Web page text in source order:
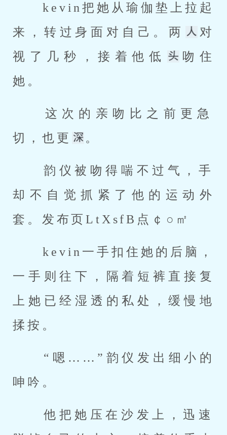
kevin把她从瑜伽垫上拉起
来，转过身面对自己。两
对
视了几秒，接着他低
吻住
她。
切，也更
。
却不自觉抓紧了他的运动外
套。发布页LtXsfB点￠○㎡
kevin一手扣住她的后脑，
一手则往下，隔着短裤直接复
上她已经湿透的私处，缓慢地
揉按。
呻吟。